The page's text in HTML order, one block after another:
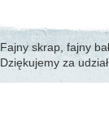
Fajny skrap, fajny
Dziękujemy za